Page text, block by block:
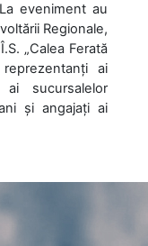
eveniment au
Regionale,
„Calea Ferată
ai
ai sucursalelor
și angajați ai